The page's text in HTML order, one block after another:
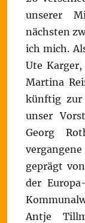
unserer
nächsten
ich mich.
Ute
Martina
künftig zur
unser
Georg
geprägt
der
Antje